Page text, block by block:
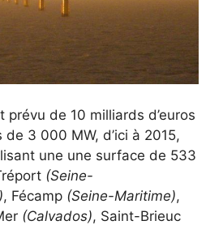
prévu de 10 milliards d’euros
3 000 MW, d’ici à 2015,
une une surface de 533
(Seine-
, Fécamp (Seine-Maritime),
(Calvados), Saint-Brieuc